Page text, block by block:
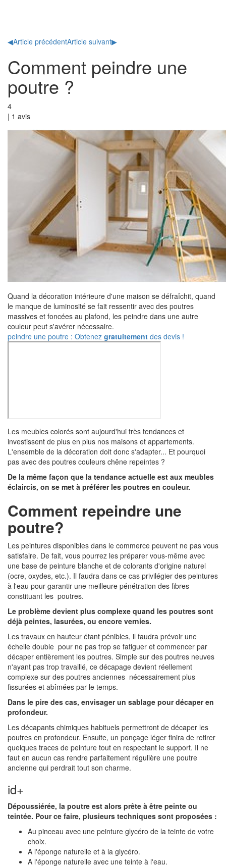
◀Article précédentArticle suivant▶
Comment peindre une
poutre ?
4
| 1 avis
Quand la décoration intérieure d'une maison se défraîchit, quand
le manque de luminosité se fait ressentir avec des poutres
massives et foncées au plafond, les peindre dans une autre
couleur peut s'avérer nécessaire.
peindre une poutre : Obtenez gratuitement des devis !
Les meubles colorés sont aujourd'hui très tendances et
investissent de plus en plus nos maisons et appartements.
L'ensemble de la décoration doit donc s'adapter... Et pourquoi
pas avec des poutres couleurs chêne repeintes ?
De la même façon que la tendance actuelle est aux meubles
éclaircis, on se met à préférer les poutres en couleur.
Comment repeindre une
poutre?
Les peintures disponibles dans le commerce peuvent ne pas vous
satisfaire. De fait, vous pourrez les préparer vous-même avec
une base de peinture blanche et de colorants d'origine naturel
(ocre, oxydes, etc.). Il faudra dans ce cas privilégier des peintures
à l'eau pour garantir une meilleure pénétration des fibres
constituant les poutres.
Le problème devient plus complexe quand les poutres sont
déjà peintes, lasurées, ou encore vernies.
Les travaux en hauteur étant pénibles, il faudra prévoir une
échelle double pour ne pas trop se fatiguer et commencer par
décaper entièrement les poutres. Simple sur des poutres neuves
n'ayant pas trop travaillé, ce décapage devient réellement
complexe sur des poutres anciennes nécessairement plus
fissurées et abîmées par le temps.
Dans le pire des cas, envisager un sablage pour décaper en
profondeur.
Les décapants chimiques habituels permettront de décaper les
poutres en profondeur. Ensuite, un ponçage léger finira de retirer
quelques traces de peinture tout en respectant le support. Il ne
faut en aucun cas rendre parfaitement régulière une poutre
ancienne qui perdrait tout son charme.
id+
Dépoussiérée, la poutre est alors prête à être peinte ou
teintée. Pour ce faire, plusieurs techniques sont proposées :
Au pinceau avec une peinture glycéro de la teinte de votre
choix.
A l'éponge naturelle et à la glycéro.
A l'éponge naturelle avec une teinte à l'eau.